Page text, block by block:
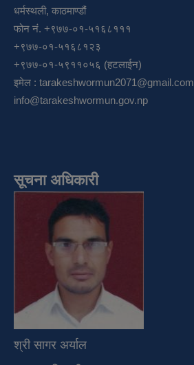
धर्मस्थली, काठमाण्डौं
फोन नं. +९७७-०१-५१६८१११
+९७७-०१-५१६८१२३
+९७७-०१-५९११०५६ (हटलाईन)
इमेल : tarakeshwormun2071@gmail.com
info@tarakeshwormun.gov.np
सूचना अधिकारी
श्री सागर अर्याल